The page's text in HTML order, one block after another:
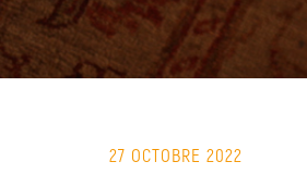
27 OCTOBRE 2022